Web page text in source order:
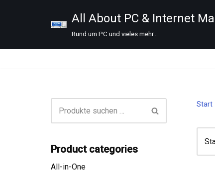
springen
All About PC & Internet
Rund um PC und vieles mehr...
Product categories
All-in-One
Start